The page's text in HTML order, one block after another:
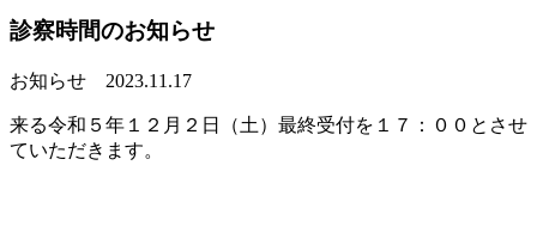
診察時間のお知らせ
お知らせ 2023.11.17
来る令和５年１２月２日（土）最終受付を１７：００とさせ
ていただきます。